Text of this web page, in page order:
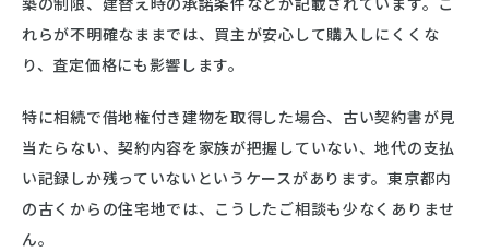
れらが不明確なままでは、買主が安心して購入しにくくな
り、査定価格にも影響します。
特に相続で借地権付き建物を取得した場合、古い契約書が見
当たらない、契約内容を家族が把握していない、地代の支払
い記録しか残っていないというケースがあります。東京都内
の古くからの住宅地では、こうしたご相談も少なくありませ
ん。